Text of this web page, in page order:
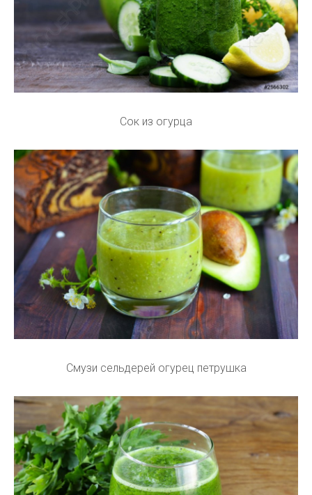
Сок из огурца
Смузи сельдерей огурец петрушка